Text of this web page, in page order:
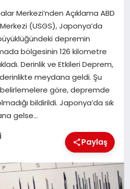
Merkezi’nden Açıklama ABD
(USGS), Japonya’da
depremin
bölgesinin 126 kilometre
Derinlik ve Etkileri Deprem,
meydana geldi. Şu
göre, depremde
bildirildi. Japonya’da sık
gelse…
Paylaş